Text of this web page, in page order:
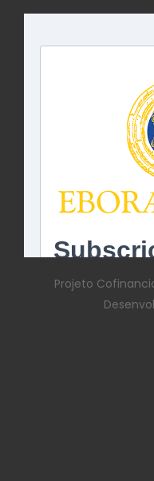
Projeto